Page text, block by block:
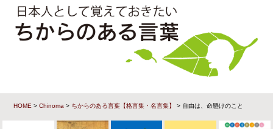
HOME >Chinoma > ちからのある言葉【格言集・名言集】 > 自由は、命懸けのこと